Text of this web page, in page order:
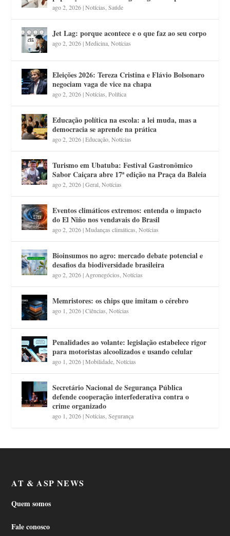
ago 2, 2026|Notícias ,Saúde
Jet Lag: porque acontece e o que faz ao seu corpo
ago 2, 2026|Medicina ,Notícias
Eleições 2026: Tereza Cristina e Flávio Bolsonaro
negociam vaga de vice na chapa
ago 2, 2026|Notícias ,Política
Educação política na escola: a lei muda, mas a
democracia se aprende na prática
ago 2, 2026|Educação ,Notícias
Turismo em Ubatuba: Festival Gastronômico
Sabor Caiçara abre 17ª edição na Praça da Baleia
ago 2, 2026|Geral ,Notícias
Eventos climáticos extremos: entenda o impacto
do El Niño nos vendavais do Brasil
ago 2, 2026|Mudanças climáticas ,Notícias
Bioinsumos no agro: mercado debate potencial e
desafios da biodiversidade brasileira
ago 2, 2026| Agronegócios ,Notícias
Memristores: os chips que imitam o cérebro
ago 1, 2026|Ciências ,Notícias
Penalidades ao volante: legislação estabelece rigor
para motoristas alcoolizados e usando celular
ago 1, 2026|Mobilidade ,Notícias
Secretário Nacional de Segurança Pública
defende cooperação interfederativa contra o
crime organizado
ago 1, 2026|Notícias ,Segurança
AT & ASP NEWS
Quem somos
Fale conosco